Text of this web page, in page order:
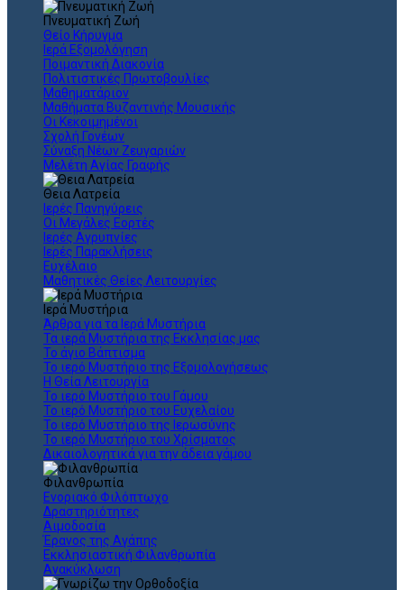
Πνευματική Ζωή
Θείο Κήρυγμα
Ιερά Εξομολόγηση
Ποιμαντική Διακονία
Πολιτιστικές Πρωτοβουλίες
Μαθηματάριον
Μαθήματα Βυζαντινής Μουσικής
Οι Κεκοιμημένοι
Σχολή Γονέων
Σύναξη Νέων Ζευγαριών
Μελέτη Αγίας Γραφής
Θεια Λατρεία
Ιερές Πανηγύρεις
Οι Μεγάλες Εορτές
Ιερές Αγρυπνίες
Ιερές Παρακλήσεις
Ευχέλαιο
Μαθητικές Θείες Λειτουργίες
Ιερά Μυστήρια
Άρθρα για τα Ιερά Μυστήρια
Τα ιερά Μυστήρια της Εκκλησίας μας
Το άγιο Βάπτισμα
Το ιερό Μυστήριο της Εξομολογήσεως
Η Θεία Λειτουργία
Το ιερό Μυστήριο του Γάμου
Το ιερό Μυστήριο του Ευχελαίου
Το ιερό Μυστήριο της Ιερωσύνης
Το ιερό Μυστήριο του Χρίσματος
Δικαιολογητικά για την άδεια γάμου
Φιλανθρωπία
Ενοριακό Φιλόπτωχο
Δραστηριότητες
Αιμοδοσία
Έρανος της Αγάπης
Εκκλησιαστική Φιλανθρωπία
Ανακύκλωση